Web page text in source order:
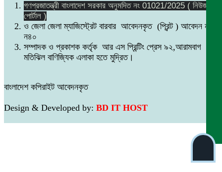
গণপ্রজাতন্ত্রী বাংলাদেশ সরকার অনুমদিত নং 01021/2025 ( নিউজ
পোর্টাল )
ও জেলা জেলা ম্যাজিস্ট্রেট বারবার আবেদনকৃত (প্রিন্ট ) আবেদন নং
ন৪০
সম্পাদক ও প্রকাশক কর্তৃক আর এস প্রিন্টিং প্রেস ৯২,আরামবাগ
মতিঝিল বাণিজ্যিক এলাকা হতে মুদ্রিত।
বাংলাদেশ কপিরাইট আবেদনকৃত
Design & Developed by: BD IT HOST